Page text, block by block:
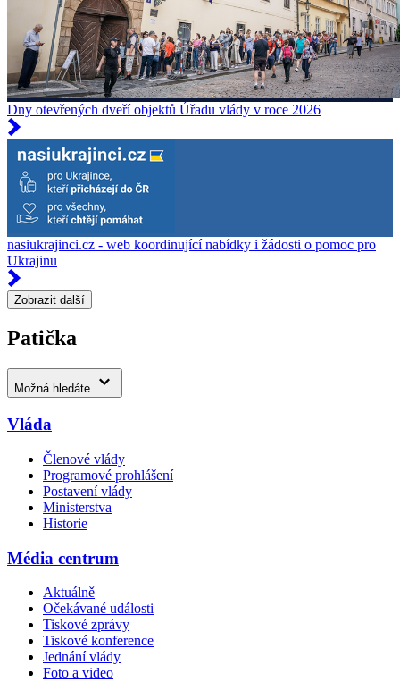
Dny otevřených dveří objektů Úřadu vlády v roce 2026
nasiukrajinci.cz - web koordinující nabídky i žádosti o pomoc pro
Ukrajinu
Zobrazit další
Patička
Možná hledáte
Vláda
Členové vlády
Programové prohlášení
Postavení vlády
Ministerstva
Historie
Média centrum
Aktuálně
Očekávané události
Tiskové zprávy
Tiskové konference
Jednání vlády
Foto a video